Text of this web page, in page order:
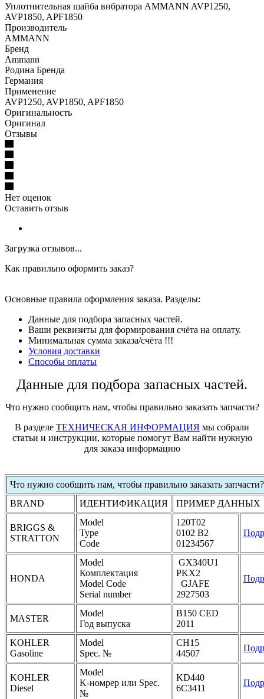
Уплотнительная шайба вибратора AMMANN AVP1250,
AVP1850, APF1850
Производитель
AMMANN
Бренд
Ammann
Родина Бренда
Германия
Применение
AVP1250, AVP1850, APF1850
Оригинальность
Оригинал
Отзывы
Нет оценок
Оставить отзыв
Загрузка отзывов...
Как правильно оформить заказ?
Основные правила оформления заказа. Разделы:
Данные для подбора запасных частей.
Ваши реквизиты для формирования счёта на оплату.
Минимальная сумма заказа/счёта !!!
Условия доставки
Способы оплаты
Данные для подбора запасных частей.
Что нужно сообщить нам, чтобы правильно заказать запчасти?
В разделе ТЕХНИЧЕСКАЯ ИНФОРМАЦИЯ мы собрали
статьи и инструкции, которые помогут Вам найти нужную
для заказа информацию
Что нужно сообщить нам, чтобы правильно заказать запчасти?
BRAND
ИДЕНТИФИКАЦИЯ ПРИМЕР ДАННЫХ
BRIGGS &
STRATTON
Model
Type
Code
120T02
0102 B2
01234567
HONDA
Model
Комплектация
Model Code
Serial number
GX340U1
PKX2
GJAFE
2927503
MASTER
Model
Год выпуска
B150 CED
2011
KOHLER
Gasoline
Model
Spec. №
CH15
44507
KOHLER
Diesel
Model
K-номрер или Spec.
№
KD440
6C3411